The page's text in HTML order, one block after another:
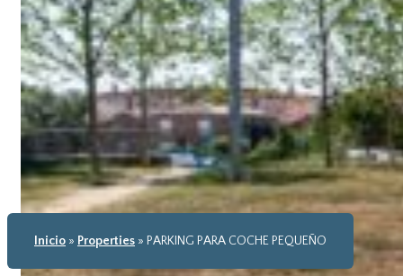
Inicio » Properties » PARKING PARA COCHE PEQUEÑO